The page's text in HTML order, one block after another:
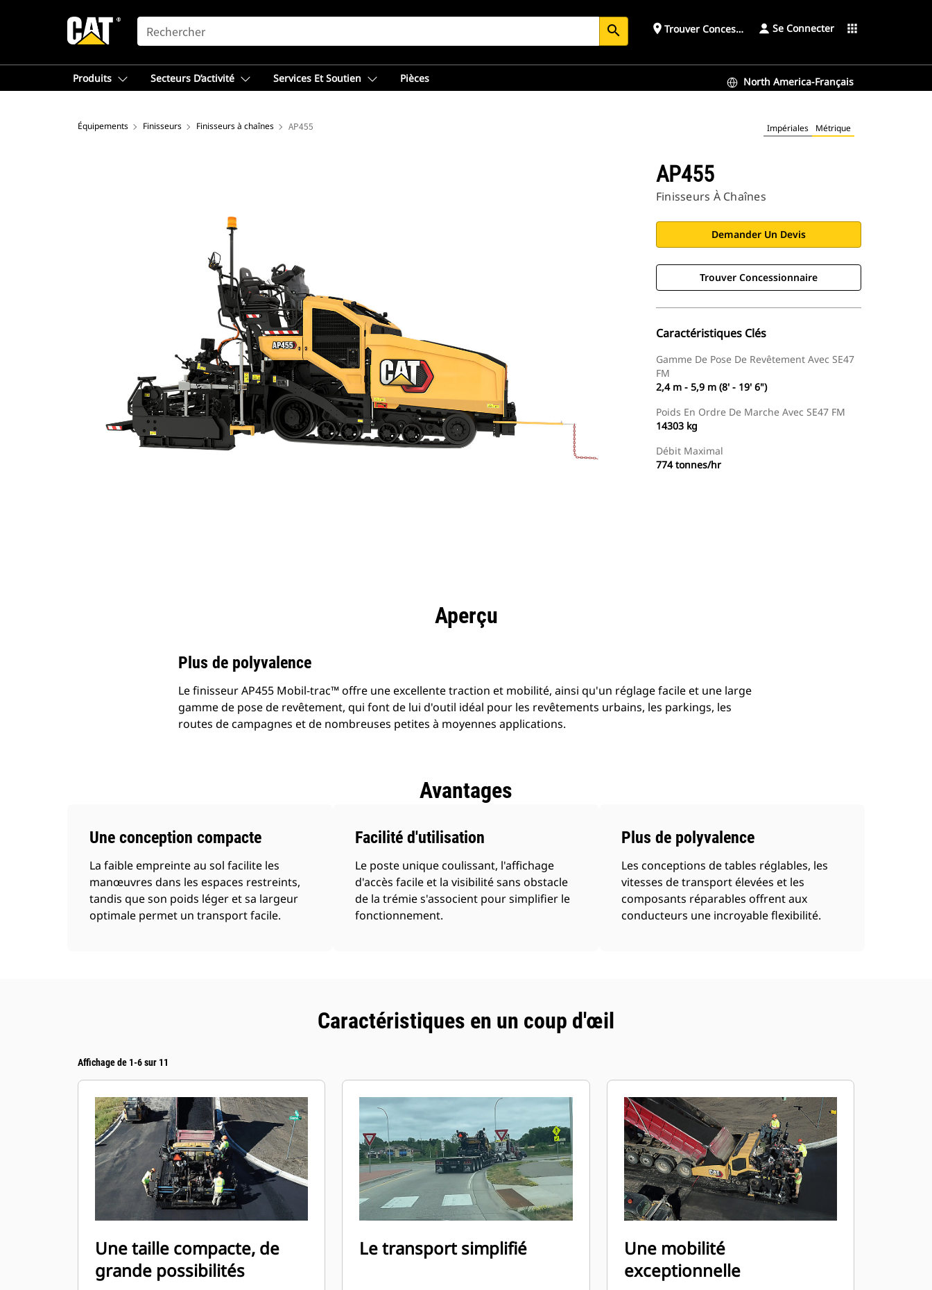
SEARCH search place Trouver ConcessionnaireSe Connecter apps
Produits Secteurs D’activité Services Et Soutien Pièces North America-Français
Équipements Finisseurs Finisseurs à chaînes AP455 Impériales Métrique
AP455
Finisseurs À Chaînes
Demander Un Devis
Trouver Concessionnaire
Caractéristiques Clés
Gamme De Pose De Revêtement Avec SE47
FM
2,4 m - 5,9 m (8' - 19' 6")
Poids En Ordre De Marche Avec SE47 FM
14303 kg
Débit Maximal
774 tonnes/hr
Aperçu
Plus de polyvalence
Le finisseur AP455 Mobil-trac™ offre une excellente traction et mobilité, ainsi qu'un réglage facile et une large
gamme de pose de revêtement, qui font de lui d'outil idéal pour les revêtements urbains, les parkings, les
routes de campagnes et de nombreuses petites à moyennes applications.
Avantages
Une conception compacte
La faible empreinte au sol facilite les
manœuvres dans les espaces restreints,
tandis que son poids léger et sa largeur
optimale permet un transport facile.
Facilité d'utilisation
Le poste unique coulissant, l'affichage
d'accès facile et la visibilité sans obstacle
de la trémie s'associent pour simplifier le
fonctionnement.
Plus de polyvalence
Les conceptions de tables réglables, les
vitesses de transport élevées et les
composants réparables offrent aux
conducteurs une incroyable flexibilité.
Caractéristiques en un coup d'œil
Affichage de 1-6 sur 11
Une taille compacte, de
grande possibilités
Le transport simplifié
Une mobilité
exceptionnelle